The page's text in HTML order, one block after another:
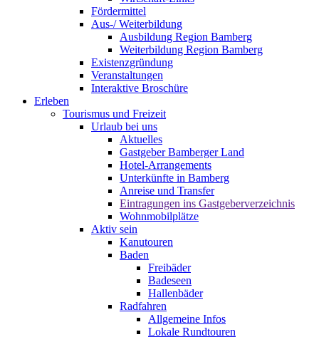
Fördermittel
Aus-/ Weiterbildung
Ausbildung Region Bamberg
Weiterbildung Region Bamberg
Existenzgründung
Veranstaltungen
Interaktive Broschüre
Erleben
Tourismus und Freizeit
Urlaub bei uns
Aktuelles
Gastgeber Bamberger Land
Hotel-Arrangements
Unterkünfte in Bamberg
Anreise und Transfer
Eintragungen ins Gastgeberverzeichnis
Wohnmobilplätze
Aktiv sein
Kanutouren
Baden
Freibäder
Badeseen
Hallenbäder
Radfahren
Allgemeine Infos
Lokale Rundtouren